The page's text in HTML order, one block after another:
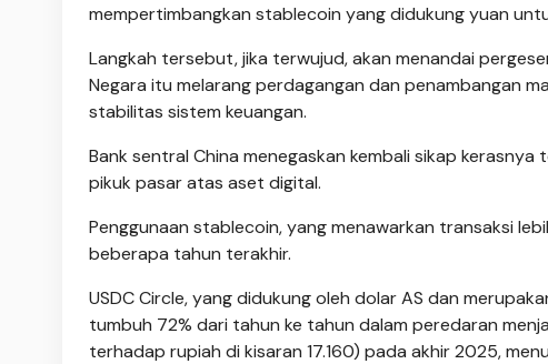
mempertimbangkan stablecoin yang didukung yuan
Langkah tersebut, jika terwujud, akan menandai
Negara itu melarang perdagangan dan penambangan
stabilitas sistem keuangan.
Bank sentral China menegaskan kembali sikap
pikuk pasar atas aset digital.
Penggunaan stablecoin, yang menawarkan transaksi
beberapa tahun terakhir.
USDC Circle, yang didukung oleh dolar AS dan
tumbuh 72% dari tahun ke tahun dalam peredaran
terhadap rupiah di kisaran 17.160) pada akhir 2025,